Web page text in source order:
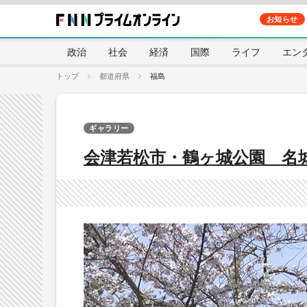
お知らせ
政治 社会 経済 国際 ライフ エン
トップ 都道府県 福島
会津若松市・鶴ヶ城公園
ギャラリー